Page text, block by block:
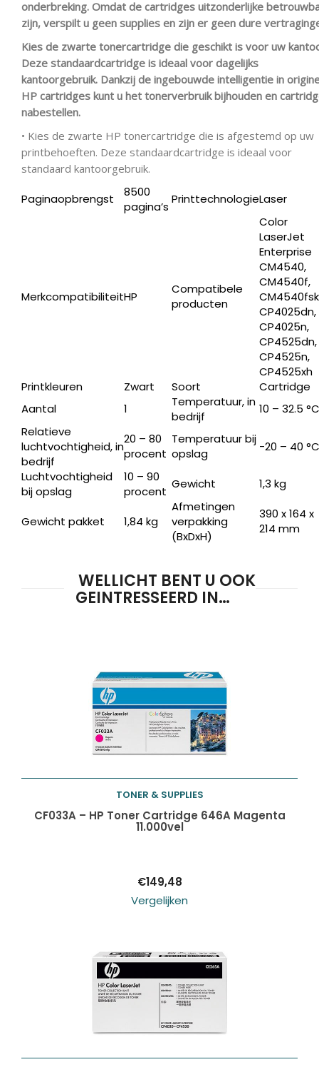
onderbreking. Omdat de cartridges uitzonderlijke
zijn, verspilt u geen supplies en zijn er geen dure
Kies de zwarte tonercartridge die geschikt is voor uw
Deze standaardcartridge is ideaal voor dagelijks
kantoorgebruik. Dankzij de ingebouwde intelligentie in
HP cartridges kunt u het tonerverbruik bijhouden en
nabestellen.
• Kies de zwarte HP tonercartridge die is afgestemd op uw
printbehoeften. Deze standaardcartridge is ideaal voor
standaard kantoorgebruik.
Paginaopbrengst
8500
pagina’s
PrinttechnologieLaser
MerkcompatibiliteitHP
Compatibele
producten
Color
LaserJet
Enterprise
CM4540,
CM4540f,
CP4025dn,
CP4025n,
CP4525dn,
CP4525n,
CP4525xh
Printkleuren
Zwart Soort
Cartridge
Aantal
1
Temperatuur, in
bedrijf
10 – 32.5 °C
Relatieve
luchtvochtigheid, in
bedrijf
20 – 80
procent
Temperatuur bij
opslag
-20 – 40 °C
Luchtvochtigheid
bij opslag
10 – 90
procent
Gewicht 1,3 kg
Gewicht pakket 1,84 kg
Afmetingen
verpakking
(BxDxH)
390 x 164 x
214 mm
WELLICHT BENT U OOK
GEINTRESSEERD IN…
Toevoegen aan
TONER & SUPPLIES
CF033A – HP Toner Cartridge 646A Magenta
11.000vel
€149,48
Vergelijken
Producten